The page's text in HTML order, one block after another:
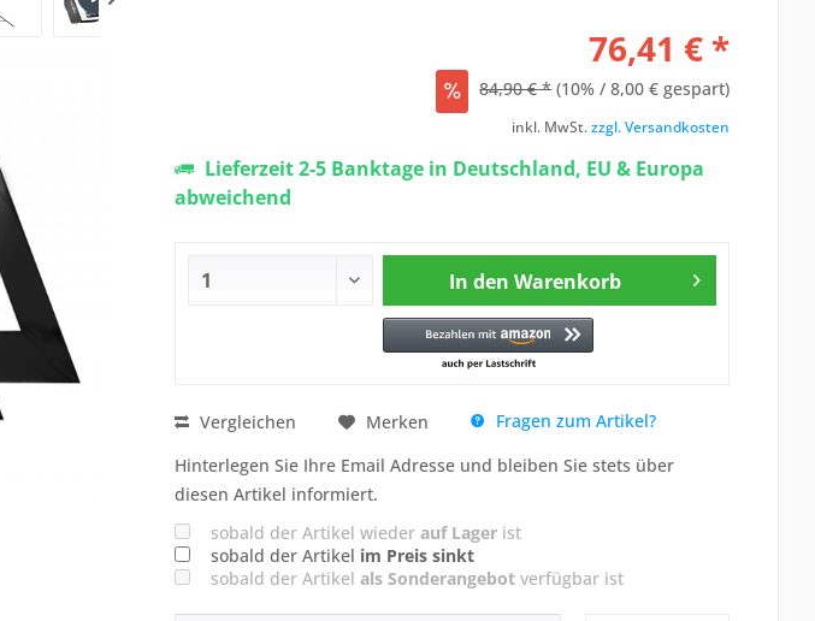
76,41 € *
84,90 € * (10% / 8,00 € gespart)
inkl. MwSt.zzgl. Versandkosten
Lieferzeit 2-5 Banktage in Deutschland, EU & Europa
abweichend
In den Warenkorb
Vergleichen Merken
Fragen zum Artikel?
Hinterlegen Sie Ihre Email Adresse und bleiben Sie stets über
diesen Artikel informiert.
sobald der Artikel wieder auf Lagerist
sobald der Artikel im Preis sinkt
sobald der Artikel als Sonderangebotverfügbar ist